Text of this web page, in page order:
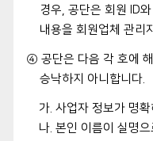
경우, 공단은 회원 ID
내용을 회원업체 관리
④ 공단은 다음 각 호에
승낙하지 아니합니다.
가. 사업자 정보가 명
나. 본인 이름이 실명